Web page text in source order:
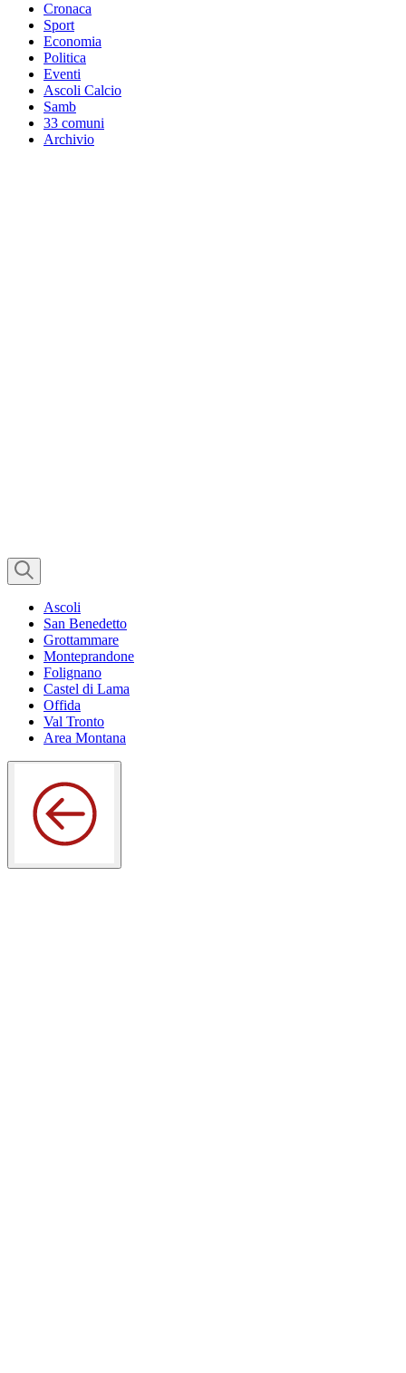
Cronaca
Sport
Economia
Politica
Eventi
Ascoli Calcio
Samb
33 comuni
Archivio
Ascoli
San Benedetto
Grottammare
Monteprandone
Folignano
Castel di Lama
Offida
Val Tronto
Area Montana